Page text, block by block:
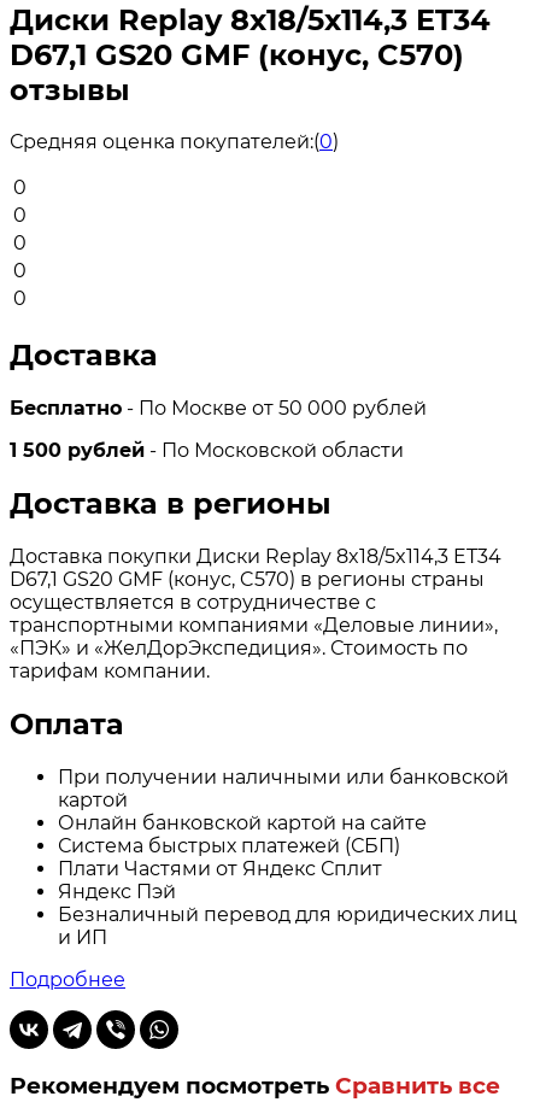
Диски Replay 8x18/5x114,3 ET34
D67,1 GS20 GMF (конус, C570)
отзывы
Средняя оценка покупателей:(0)
0
0
0
0
0
Доставка
Бесплатно - По Москве от 50 000 рублей
1 500 рублей - По Московской области
Доставка в регионы
Доставка покупки Диски Replay 8x18/5x114,3 ET34
D67,1 GS20 GMF (конус, C570) в регионы страны
осуществляется в сотрудничестве с
транспортными компаниями «Деловые линии»,
«ПЭК» и «ЖелДорЭкспедиция». Стоимость по
тарифам компании.
Оплата
При получении наличными или банковской
картой
Онлайн банковской картой на сайте
Система быстрых платежей (СБП)
Плати Частями от Яндекс Сплит
Яндекс Пэй
Безналичный перевод для юридических лиц
и ИП
Подробнее
Рекомендуем посмотреть Сравнить все